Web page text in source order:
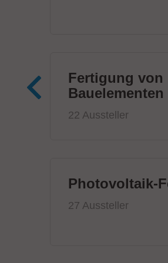
Fertigung von
Bauelementen
22 Aussteller
Photovoltaik-
27 Aussteller